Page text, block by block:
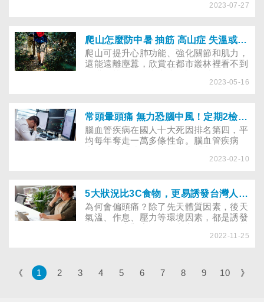
世。跌倒撞到頭到底有多危險？當下怎麼
2023-07-27
爬山怎麼防中暑 抽筋 高山症 失溫或心肌梗塞？
爬山可提升心肺功能、強化關節和肌力，
還能遠離塵囂，欣賞在都市叢林裡看不到
康隱憂，究竟該如何預防中暑、抽筋、高
2023-05-16
常頭暈頭痛 無力恐腦中風！定期2檢查避免中風或血管性失智
腦血管疾病在國人十大死因排名第四，平
均每年奪走一萬多條性命。腦血管疾病
風」比例最高。除了控制三高，定期做2
2023-02-10
5大狀況比3C食物，更易誘發台灣人的偏頭痛！
為何會偏頭痛？除了先天體質因素，後天
氣溫、作息、壓力等環境因素，都是誘發
橘、巧克力等「3C食物」造成偏頭痛的
偏頭痛失控。
2022-11-25
《 1 2 3 4 5 6 7 8 9 10 》